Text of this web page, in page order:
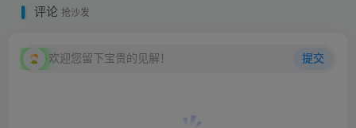
评论 抢沙发
欢迎您留下宝贵的见解！ 提交